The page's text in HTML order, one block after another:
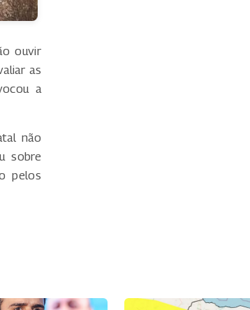
ouvir
as
a
não
sobre
pelos